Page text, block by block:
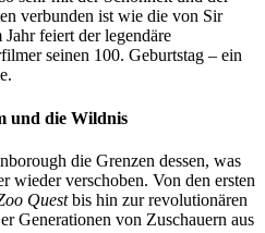
verbunden ist wie die von Sir
feiert der legendäre
seinen 100. Geburtstag – ein
und die Wildnis
die Grenzen dessen, was
wieder verschoben. Von den ersten
Questbis hin zur revolutionären
Generationen von Zuschauern aus